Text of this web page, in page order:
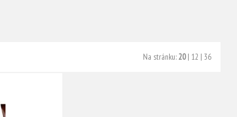
Na stránku:20| 12 | 36